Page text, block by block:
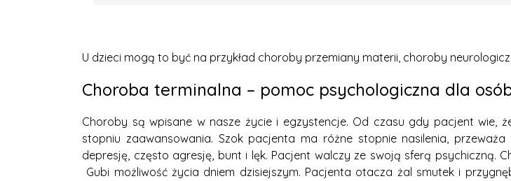
U dzieci mogą to być na przykład choroby przemiany materii, choroby
Choroba terminalna – pomoc psychologiczna dla
Choroby są wpisane w nasze życie i egzystencje. Od czasu gdy pacjent wie,
stopniu zaawansowania. Szok pacjenta ma różne stopnie nasilenia,
depresję, często agresję, bunt i lęk. Pacjent walczy ze swoją sferą psychiczną.
Gubi możliwość życia dniem dzisiejszym. Pacjenta otacza żal smutek i